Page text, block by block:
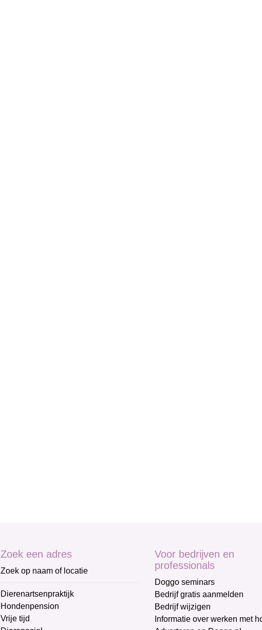
Zoek een adres
Zoek op naam of locatie
Dierenartsenpraktijk
Hondenpension
Vrije tijd
Voor bedrijven en
professionals
Doggo seminars
Bedrijf gratis aanmelden
Bedrijf wijzigen
Informatie over werken met